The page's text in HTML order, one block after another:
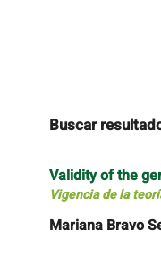
Buscar
Validity of the
Vigencia de la
Mariana Bravo